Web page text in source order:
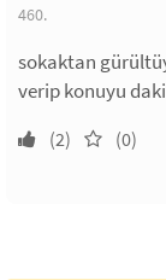
460.
sokaktan
verip konuyu
(2) (0)